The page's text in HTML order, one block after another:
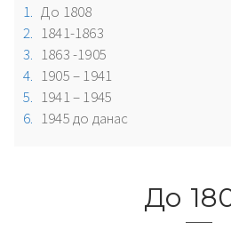
До 1808
1841-1863
1863 -1905
1905 – 1941
1941 – 1945
1945 до данас
До